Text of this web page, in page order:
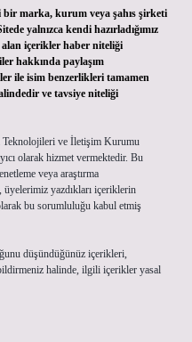
marka, kurum veya şahıs şirketi
yalnızca kendi hazırladığımız
içerikler haber niteliği
hakkında paylaşım
ile isim benzerlikleri tamamen
ve tavsiye niteliği
Teknolojileri ve İletişim Kurumu
olarak hizmet vermektedir. Bu
veya araştırma
yazdıkları içeriklerin
bu sorumluluğu kabul etmiş
düşündüğünüz içerikleri,
halinde, ilgili içerikler yasal